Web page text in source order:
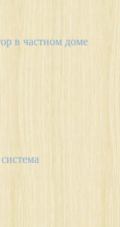
в частном доме